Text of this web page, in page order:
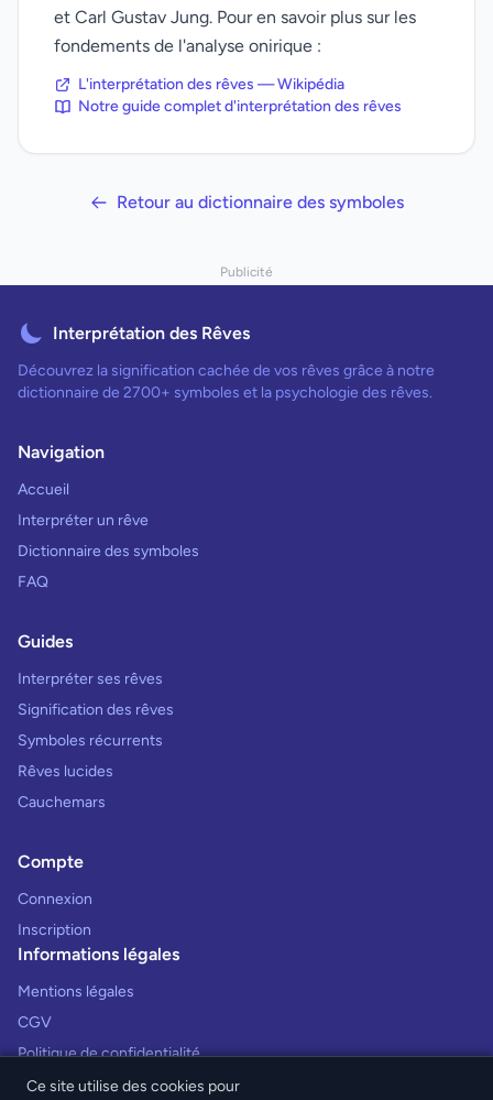
et Carl Gustav Jung. Pour en savoir plus sur les
fondements de l'analyse onirique :
L'interprétation des rêves — Wikipédia
Notre guide complet d'interprétation des rêves
Retour au dictionnaire des symboles
Publicité
Interprétation des Rêves
Découvrez la signification cachée de vos rêves grâce à notre
dictionnaire de 2700+ symboles et la psychologie des rêves.
Navigation
Accueil
Interpréter un rêve
Dictionnaire des symboles
FAQ
Guides
Interpréter ses rêves
Signification des rêves
Symboles récurrents
Rêves lucides
Cauchemars
Compte
Connexion
Inscription
Informations légales
Mentions légales
CGV
Politique de confidentialité
Ce site utilise des cookies pour